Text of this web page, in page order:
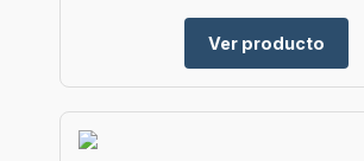
Ver producto